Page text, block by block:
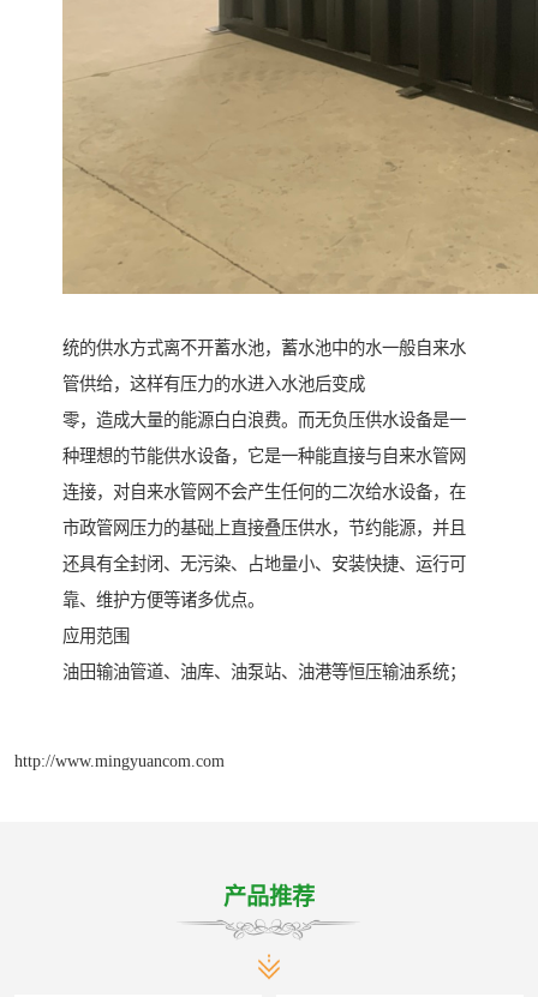
统的供水方式离不开蓄水池，蓄水池中的水一般自来水
管供给，这样有压力的水进入水池后变成
零，造成大量的能源白白浪费。而无负压供水设备是一
种理想的节能供水设备，它是一种能直接与自来水管网
连接，对自来水管网不会产生任何的二次给水设备，在
市政管网压力的基础上直接叠压供水，节约能源，并且
还具有全封闭、无污染、占地量小、安装快捷、运行可
靠、维护方便等诸多优点。
应用范围
油田输油管道、油库、油泵站、油港等恒压输油系统；
http://www.mingyuancom.com
产品推荐